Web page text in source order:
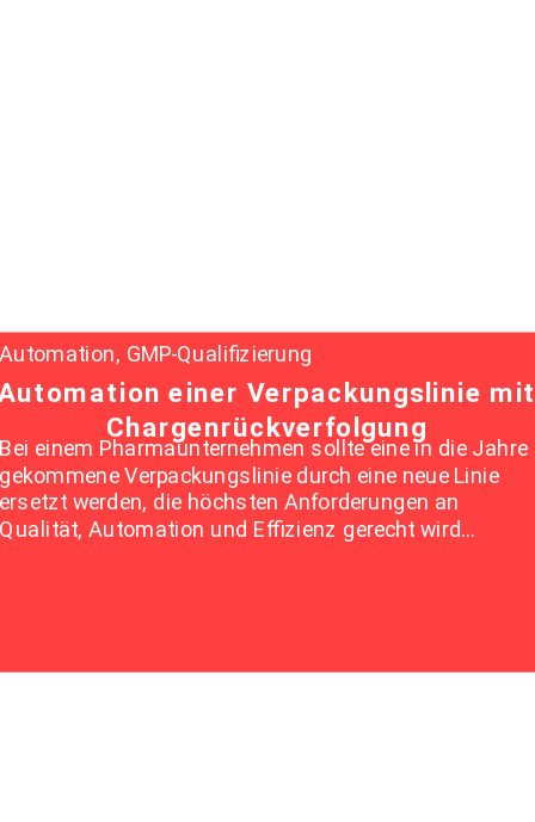
Automation, GMP-Qualifizierung
einer Verpackungslinie
Chargenrückverfolgung
Bei einem Pharmaunternehmen sollte eine in die Jahre
gekommene Verpackungslinie durch eine neue Linie
ersetzt werden, die höchsten Anforderungen an
Qualität, Automation und Effizienz gerecht wird…